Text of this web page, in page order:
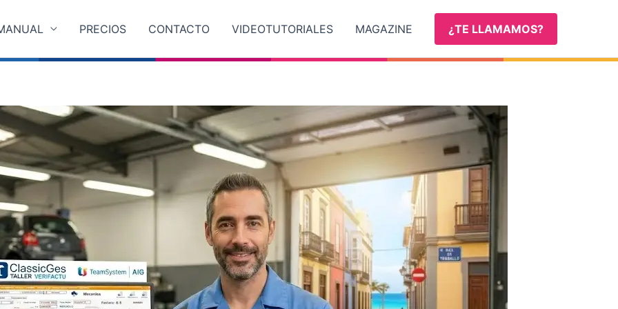
PRECIOS CONTACTO VIDEOTUTORIALES MAGAZINE ¿TE LLAMAMOS?